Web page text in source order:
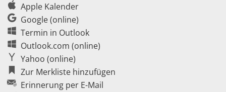
Apple Kalender
Google (online)
Termin in Outlook
Outlook.com (online)
Yahoo (online)
Zur Merkliste hinzufügen
Erinnerung per E-Mail